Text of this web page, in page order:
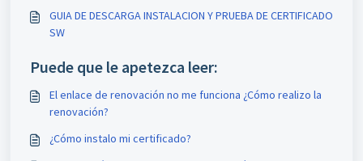
GUIA DE DESCARGA INSTALACION Y PRUEBA DE CERTIFICADO
SW
Puede que le apetezca leer:
El enlace de renovación no me funciona ¿Cómo realizo la
renovación?
¿Cómo instalo mi certificado?